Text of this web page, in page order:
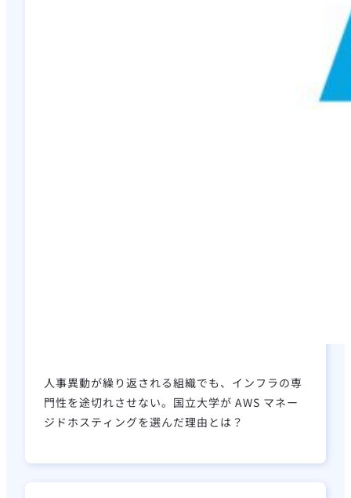
人事異動が繰り返される組織でも、インフラの専
門性を途切れさせない。国立大学が AWS マネー
ジドホスティングを選んだ理由とは？